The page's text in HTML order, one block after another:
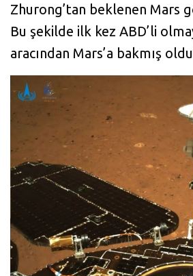
Zhurong’tan beklenen Mars
Bu şekilde ilk kez ABD’li
aracından Mars’a bakmış